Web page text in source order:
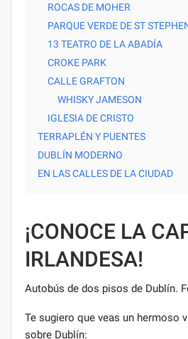
ROCAS DE MOHER
PARQUE VERDE DE ST
13 TEATRO DE LA ABADÍA
CROKE PARK
CALLE GRAFTON
WHISKY JAMESON
IGLESIA DE CRISTO
TERRAPLÉN Y PUENTES
DUBLÍN MODERNO
EN LAS CALLES DE LA CIUDAD
¡CONOCE LA
IRLANDESA!
Autobús de dos pisos de Dublín.
Te sugiero que veas un hermoso
sobre Dublín: